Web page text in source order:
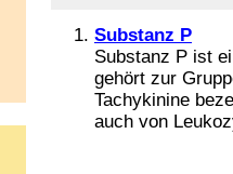
Substanz P
Substanz P ist
gehört zur
Tachykinine
auch von